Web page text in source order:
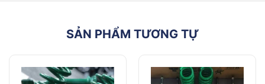
SẢN PHẨM TƯƠNG TỰ